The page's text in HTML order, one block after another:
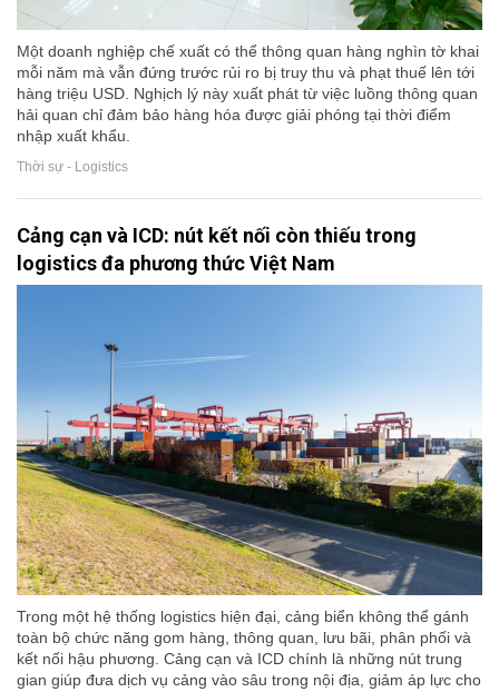
Một doanh nghiệp chế xuất có thể thông quan hàng nghìn tờ khai
mỗi năm mà vẫn đứng trước rủi ro bị truy thu và phạt thuế lên tới
hàng triệu USD. Nghịch lý này xuất phát từ việc luồng thông quan
hải quan chỉ đảm bảo hàng hóa được giải phóng tại thời điểm
nhập xuất khẩu.
Thời sự - Logistics
Cảng cạn và ICD: nút kết nối còn thiếu trong
logistics đa phương thức Việt Nam
Trong một hệ thống logistics hiện đại, cảng biển không thể gánh
toàn bộ chức năng gom hàng, thông quan, lưu bãi, phân phối và
kết nối hậu phương. Cảng cạn và ICD chính là những nút trung
gian giúp đưa dịch vụ cảng vào sâu trong nội địa, giảm áp lực cho